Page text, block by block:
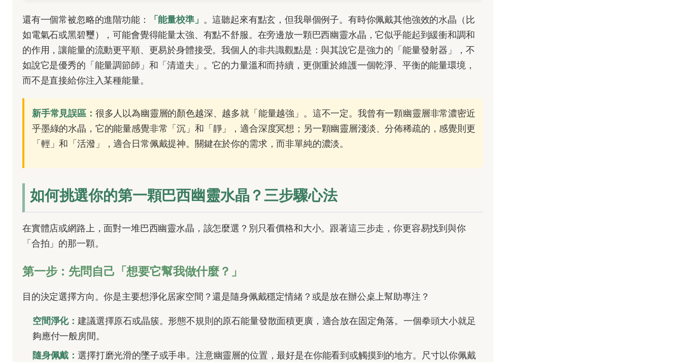
還有一個常被忽略的進階功能： 「能量校準」 。這聽起來有點玄，但我舉個例子。有時你佩戴其他強效的水晶（比
如電氣石或黑碧璽），可能會覺得能量太強、有點不舒服。在旁邊放一顆巴西幽靈水晶，它似乎能起到緩衝和調和
的作用，讓能量的流動更平順、更易於身體接受。我個人的非共識觀點是：與其說它是強力的「能量發射器」，不
如說它是優秀的「能量調節師」和「清道夫」。它的力量溫和而持續，更側重於維護一個乾淨、平衡的能量環境，
而不是直接給你注入某種能量。
新手常見誤區： 很多人以為幽靈層的顏色越深、越多就「能量越強」。這不一定。我曾有一顆幽靈層非常濃密近
乎墨綠的水晶，它的能量感覺非常「沉」和「靜」，適合深度冥想；另一顆幽靈層淺淡、分佈稀疏的，感覺則更
「輕」和「活潑」，適合日常佩戴提神。關鍵在於你的需求，而非單純的濃淡。
如何挑選你的第一顆巴西幽靈水晶？三步驟心法
在實體店或網路上，面對一堆巴西幽靈水晶，該怎麼選？別只看價格和大小。跟著這三步走，你更容易找到與你
「合拍」的那一顆。
第一步：先問自己「想要它幫我做什麼？」
目的決定選擇方向。你是主要想淨化居家空間？還是隨身佩戴穩定情緒？或是放在辦公桌上幫助專注？
空間淨化：建議選擇原石或晶簇。形態不規則的原石能量發散面積更廣，適合放在固定角落。一個拳頭大小就足
夠應付一般房間。
隨身佩戴：選擇打磨光滑的墜子或手串。注意幽靈層的位置，最好是在你能看到或觸摸到的地方。尺寸以你佩戴